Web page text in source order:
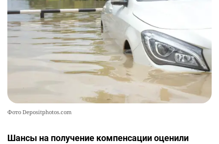
2394 3 20
Фото Depositphotos.com
Шансы на получение компенсации оценили